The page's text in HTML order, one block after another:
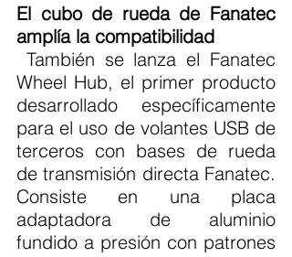
El cubo de rueda de Fanatec
amplía la compatibilidad
Wheel Hub, el primer producto
desarrollado específicamente
para el uso de volantes USB de
terceros con bases de rueda
de transmisión directa Fanatec.
Consiste en una placa
adaptadora de aluminio
fundido a presión con patrones